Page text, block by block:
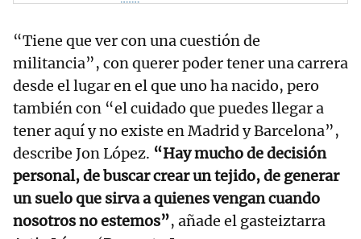
“Tiene que ver con una cuestión de
militancia”, con querer poder tener una carrera
desde el lugar en el que uno ha nacido, pero
también con “el cuidado que puedes llegar a
tener aquí y no existe en Madrid y Barcelona”,
describe Jon López. “Hay mucho de decisión
personal, de buscar crear un tejido, de generar
un suelo que sirva a quienes vengan cuando
nosotros no estemos”, añade el gasteiztarra